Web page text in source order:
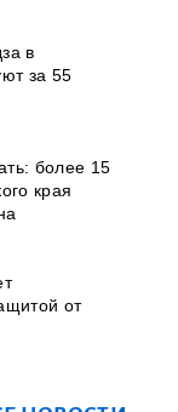
в
за 55
более 15
края
от